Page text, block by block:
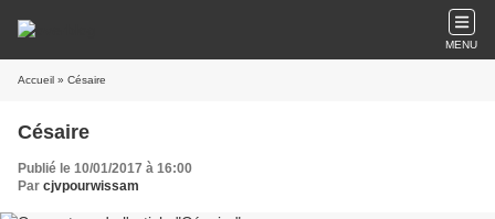
MENU
Accueil » Césaire
Césaire
Publié le 10/01/2017 à 16:00
Par cjvpourwissam